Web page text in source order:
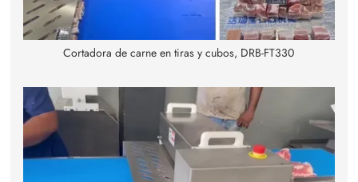
Cortadora de carne en tiras y cubos, DRB-FT330